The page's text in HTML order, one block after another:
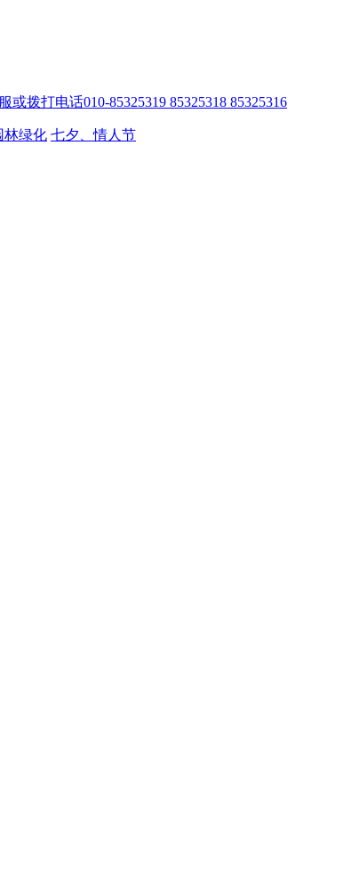
拨打电话010-85325319 85325318 85325316
林绿化 七夕、情人节